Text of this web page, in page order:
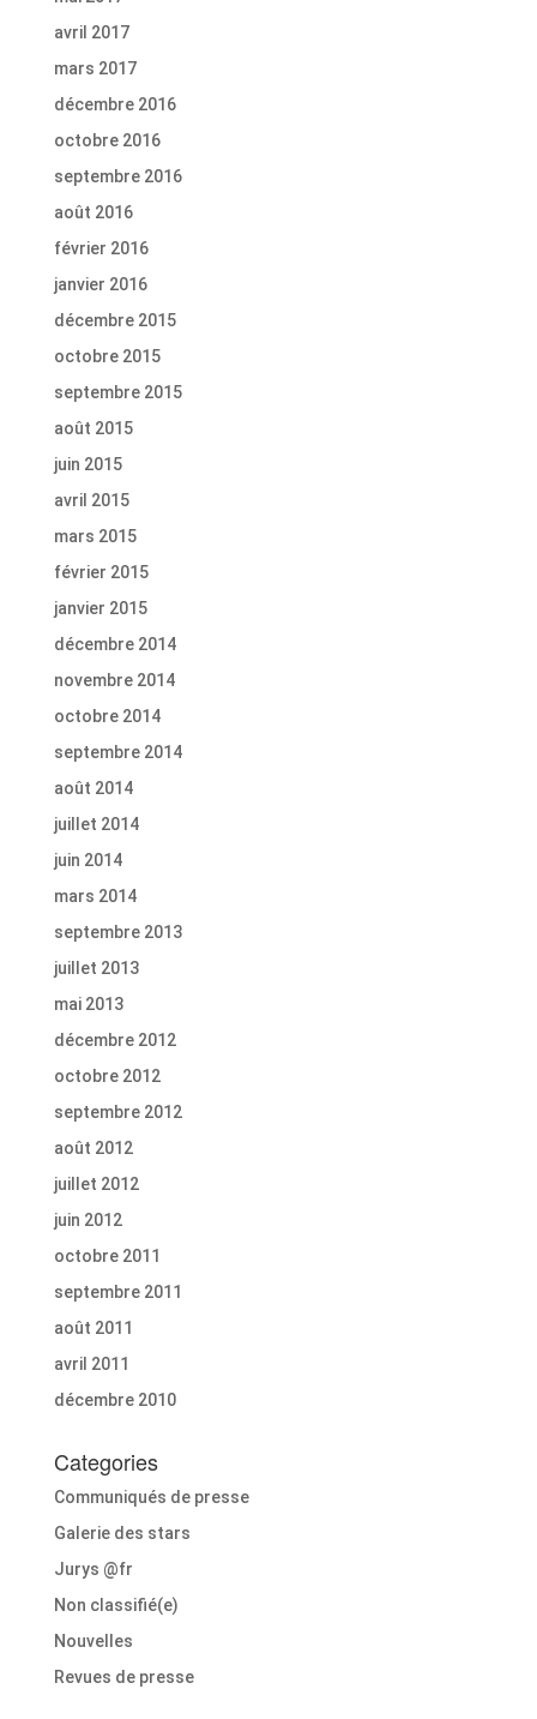
avril 2017
mars 2017
décembre 2016
octobre 2016
septembre 2016
août 2016
février 2016
janvier 2016
décembre 2015
octobre 2015
septembre 2015
août 2015
juin 2015
avril 2015
mars 2015
février 2015
janvier 2015
décembre 2014
novembre 2014
octobre 2014
septembre 2014
août 2014
juillet 2014
juin 2014
mars 2014
septembre 2013
juillet 2013
mai 2013
décembre 2012
octobre 2012
septembre 2012
août 2012
juillet 2012
juin 2012
octobre 2011
septembre 2011
août 2011
avril 2011
décembre 2010
Categories
Communiqués de presse
Galerie des stars
Jurys @fr
Non classifié(e)
Nouvelles
Revues de presse